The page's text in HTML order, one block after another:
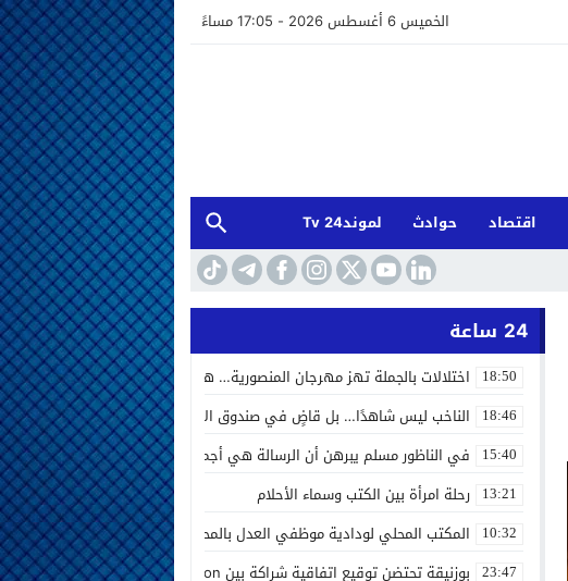
الخميس 6 أغسطس 2026 - 17:05 مساءً
اقتصاد حوادث
لموند24 Tv
24 ساعة
18:50 اختلالات بالجملة تهز مهرجان المنصورية… هل أخفق المنظمون في إدارة
18:46 الناخب ليس شاهدًا… بل قاضٍ في صندوق الاقتراع الصوت الانتخابي بين
15:40 في الناظور مسلم يبرهن أن الرسالة هي أجمل ما يتركه الفنان
13:21 رحلة امرأة بين الكتب وسماء الأحلام
10:32 المكتب المحلي لودادية موظفي العدل بالمحكمة الابتدائية المدنية بالدار
23:47 بوزنيقة تحتضن توقيع اتفاقية شراكة بين Joudour Production و Medi24 Prod لإنتاج الفيلم السينمائي “الاختطاف”